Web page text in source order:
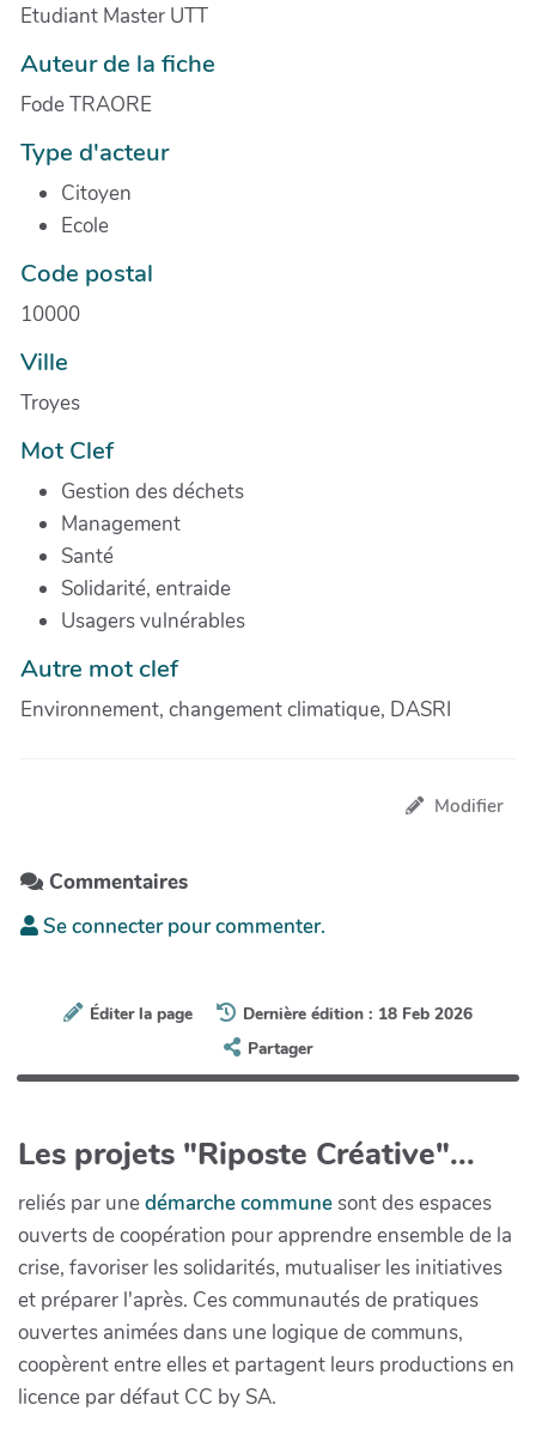
Etudiant Master UTT
Auteur de la fiche
Fode TRAORE
Type d'acteur
Citoyen
Ecole
Code postal
10000
Ville
Troyes
Mot Clef
Gestion des déchets
Management
Santé
Solidarité, entraide
Usagers vulnérables
Autre mot clef
Environnement, changement climatique, DASRI
Modifier
Commentaires
Se connecter pour commenter.
Éditer la page
Dernière édition : 18 Feb 2026
Partager
Les projets "Riposte Créative"...
reliés par unedémarche communesont des espaces
ouverts de coopération pour apprendre ensemble de la
crise, favoriser les solidarités, mutualiser les initiatives
et préparer l'après. Ces communautés de pratiques
ouvertes animées dans une logique de communs,
coopèrent entre elles et partagent leurs productions en
licence par défaut CC by SA.